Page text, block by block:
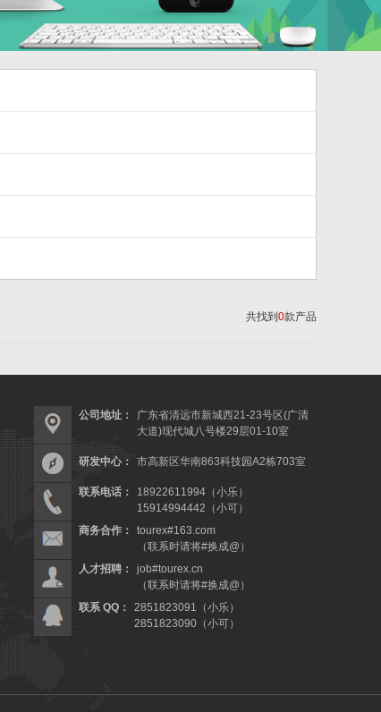
共找到 0款产品
公司地址：
广东省清远市新城西21-23号区(广清
大道)现代城八号楼29层01-10室
研发中心： 市高新区华南863科技园A2栋703室
联系电话：
18922611994（小乐）
15914994442（小可）
商务合作：
tourex#163.com
（联系时请将#换成@）
人才招聘：
job#tourex.cn
（联系时请将#换成@）
联系 QQ：
2851823091（小乐）
2851823090（小可）